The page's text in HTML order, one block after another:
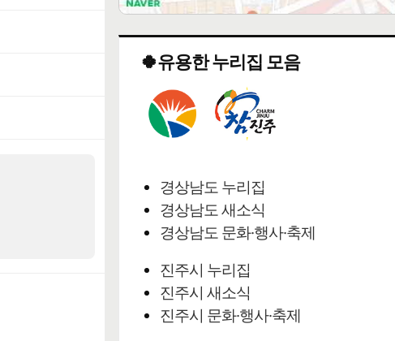
🍀유용한 누리집 모음
경상남도 누리집
경상남도 새소식
경상남도 문화·행사·축제
진주시 누리집
진주시 새소식
진주시 문화·행사·축제